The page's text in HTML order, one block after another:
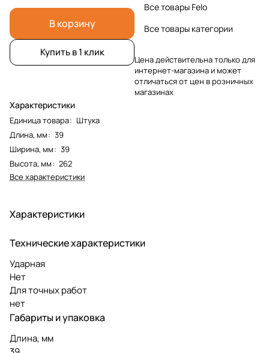
В корзину
Купить в 1 клик
Характеристики
Единица товара: Штука
Длина, мм: 39
Ширина, мм: 39
Высота, мм: 262
Все характеристики
Все товары Felo
Все товары категории
Цена действительна только для
интернет-магазина и может
отличаться от цен в розничных
магазинах
Характеристики
Технические характеристики
Ударная
Нет
Для точных работ
нет
Габариты и упаковка
Длина, мм